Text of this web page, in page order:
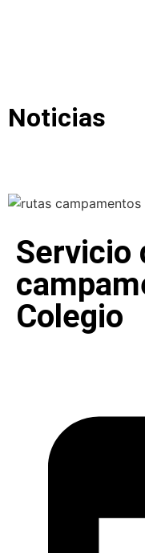
Noticias
Servicio
Colegio